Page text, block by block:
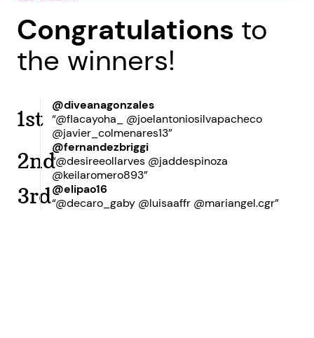
Congratulations to
the winners!
1st
@diveanagonzales
“@flacayoha_ @joelantoniosilvapacheco
@javier_colmenares13”
2nd
@fernandezbriggi
“@desireeollarves @jaddespinoza
@keilaromero893”
3rd@elipao16
“@decaro_gaby @luisaaffr @mariangel.cgr”